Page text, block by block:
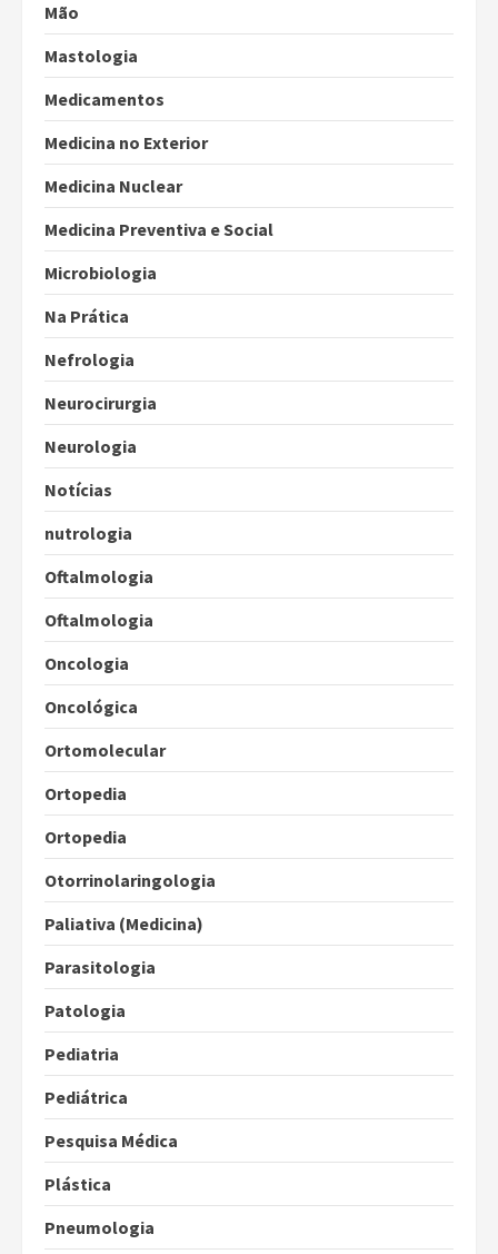
Mão
Mastologia
Medicamentos
Medicina no Exterior
Medicina Nuclear
Medicina Preventiva e Social
Microbiologia
Na Prática
Nefrologia
Neurocirurgia
Neurologia
Notícias
nutrologia
Oftalmologia
Oftalmologia
Oncologia
Oncológica
Ortomolecular
Ortopedia
Ortopedia
Otorrinolaringologia
Paliativa (Medicina)
Parasitologia
Patologia
Pediatria
Pediátrica
Pesquisa Médica
Plástica
Pneumologia